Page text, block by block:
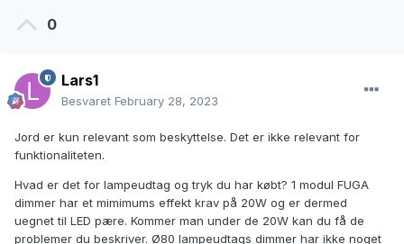
0
Lars1
Besvaret February 28, 2023
Jord er kun relevant som beskyttelse. Det er ikke relevant for
funktionaliteten.
Hvad er det for lampeudtag og tryk du har købt? 1 modul FUGA
dimmer har et mimimums effekt krav på 20W og er dermed
uegnet til LED pære. Kommer man under de 20W kan du få de
problemer du beskriver. Ø80 lampeudtags dimmer har ikke noget